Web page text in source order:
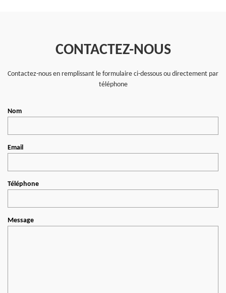
CONTACTEZ-NOUS
Contactez-nous en remplissant le formulaire ci-dessous ou directement par
téléphone
Nom
Email
Téléphone
Message